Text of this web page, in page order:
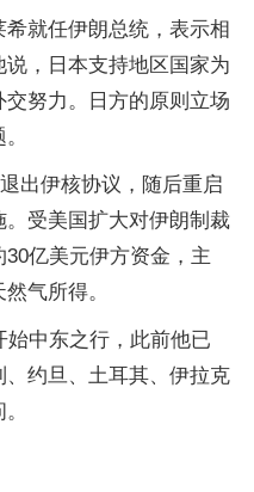
就任伊朗总统，表示相
，日本支持地区国家为
努力。日方的原则立场
出伊核协议，随后重启
受美国扩大对伊朗制裁
亿美元伊方资金，主
气所得。
中东之行，此前他已
约旦、土耳其、伊拉克